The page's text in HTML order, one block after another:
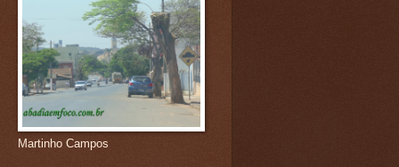
Martinho Campos